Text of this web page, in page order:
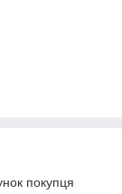
покупця